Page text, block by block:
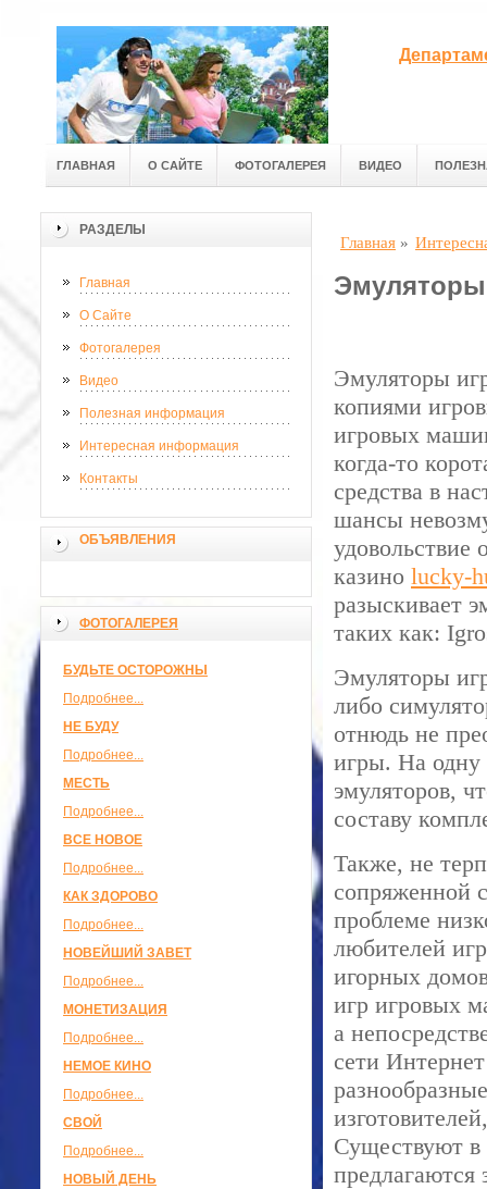
ГЛАВНАЯ О САЙТЕ ФОТОГАЛЕРЕЯ ВИДЕО
РАЗДЕЛЫ
Главная
О Сайте
Фотогалерея
Видео
Полезная информация
Интересная информация
Контакты
ОБЪЯВЛЕНИЯ
ФОТОГАЛЕРЕЯ
БУДЬТЕ ОСТОРОЖНЫ
Подробнее...
НЕ БУДУ
Подробнее...
МЕСТЬ
Подробнее...
ВСЕ НОВОЕ
Подробнее...
КАК ЗДОРОВО
Подробнее...
НОВЕЙШИЙ ЗАВЕТ
Подробнее...
МОНЕТИЗАЦИЯ
Подробнее...
НЕМОЕ КИНО
Подробнее...
СВОЙ
Подробнее...
НОВЫЙ ДЕНЬ
Главная »
Эмуляторы
копиями
игровых
когда-то
средства в
шансы
удовольствие
казино lucky-
разыскивает
таких как:
Эмуляторы
либо
отнюдь не
игры. На одну
эмуляторов,
составу
Также, не
сопряженной
проблеме
любителей
игорных
игр игровых
а
сети
Существуют
предлагаются